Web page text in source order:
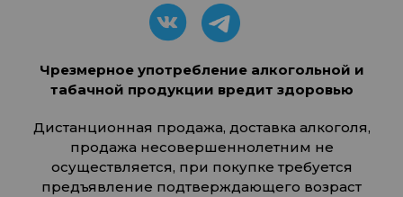
Чрезмерное употребление алкогольной и
табачной продукции вредит здоровью
Дистанционная продажа, доставка алкоголя,
продажа несовершеннолетним не
осуществляется, при покупке требуется
предъявление подтверждающего возраст